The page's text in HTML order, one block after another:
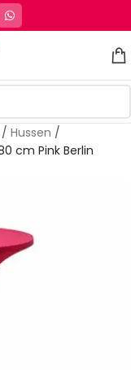
/ Hussen /
cm Pink Berlin